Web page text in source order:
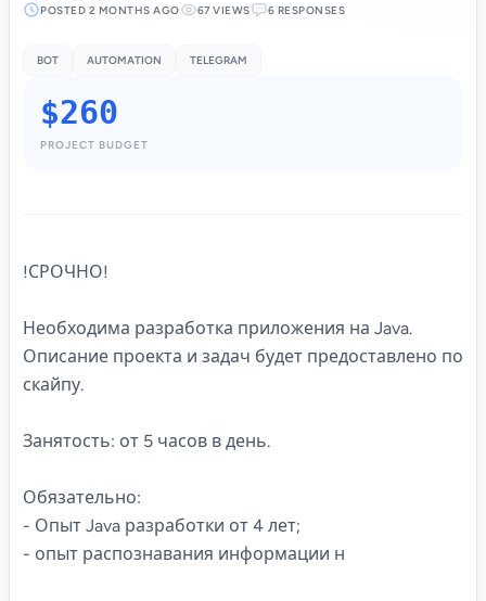
POSTED 2 MONTHS AGO 67 VIEWS 6 RESPONSES
BOT AUTOMATION TELEGRAM
$260
PROJECT BUDGET
!СРОЧНО!
Необходима разработка приложения на Java.
Описание проекта и задач будет предоставлено по
скайпу.
Занятость: от 5 часов в день.
Обязательно:
- Опыт Java разработки от 4 лет;
- опыт распознавания информации н